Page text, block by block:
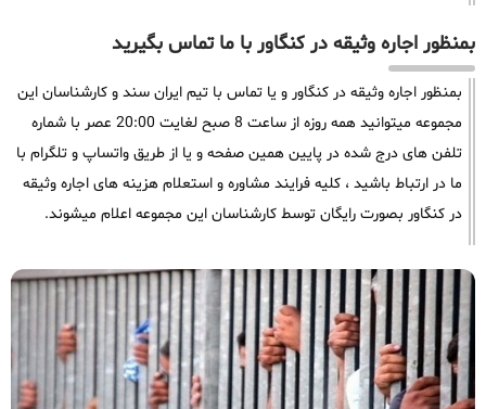
بمنظور اجاره وثیقه در کنگاور با ما تماس بگیرید
بمنظور اجاره وثیقه در کنگاور و یا تماس با تیم ایران سند و کارشناسان این
مجموعه میتوانید همه روزه از ساعت 8 صبح لغایت 20:00 عصر با شماره
تلفن های درج شده در پایین همین صفحه و یا از طریق واتساپ و تلگرام با
ما در ارتباط باشید ، کلیه فرایند مشاوره و استعلام هزینه های اجاره وثیقه
در کنگاور بصورت رایگان توسط کارشناسان این مجموعه اعلام میشوند.